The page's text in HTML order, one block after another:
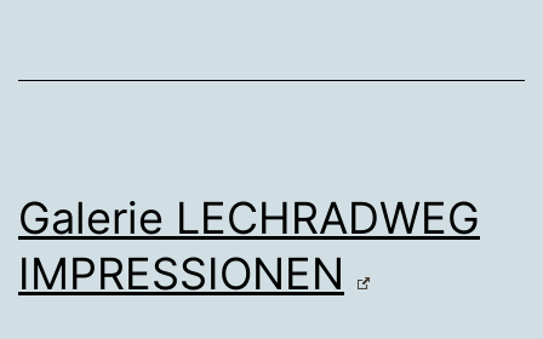
Galerie LECHRADWEG
IMPRESSIONEN